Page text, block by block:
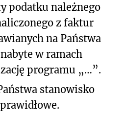
podatku należnego
z faktur
na Państwa
w ramach
programu „…”.
stanowisko